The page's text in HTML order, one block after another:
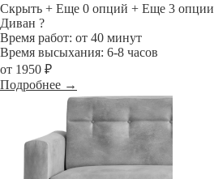
Скрыть + Еще 0 опций + Еще 3 опции
Диван ?
Время работ: от 40 минут
Время высыхания: 6-8 часов
от 1950 ₽
Подробнее →